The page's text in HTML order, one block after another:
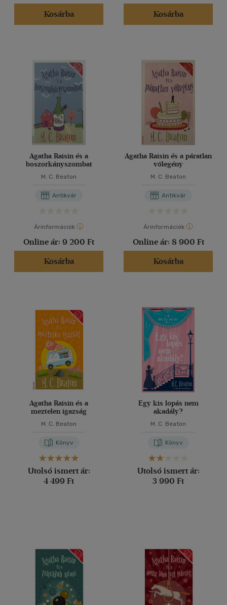
Kosárba
Kosárba
Agatha Raisin és a
boszorkányszombat
M. C. Beaton
Antikvár
Árinformációk
Online ár: 9 200 Ft
Kosárba
Agatha Raisin és a páratlan
vőlegény
M. C. Beaton
Antikvár
Árinformációk
Online ár: 8 900 Ft
Kosárba
Agatha Raisin és a
meztelen igazság
M. C. Beaton
Könyv
Utolsó ismert ár:
4 499 Ft
Egy kis lopás nem
akadály?
M. C. Beaton
Könyv
Utolsó ismert ár:
3 990 Ft